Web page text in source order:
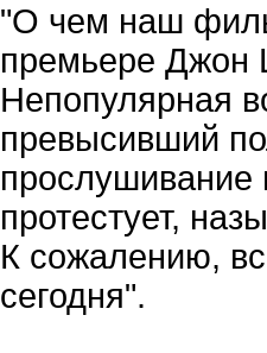
"О чем наш
премьере
Непопулярная
превысивший
прослушивание
протестует,
К сожалению,
сегодня".